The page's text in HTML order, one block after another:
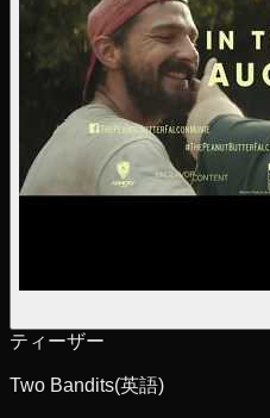
ティーザー
Two Bandits(英語)